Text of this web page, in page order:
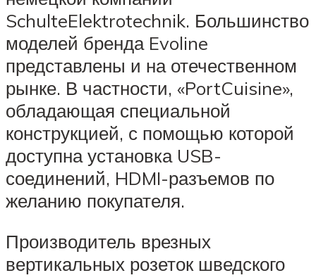
SchulteElektrotechnik. Большинство
моделей бренда Evoline
представлены и на отечественном
рынке. В частности, «PortCuisine»,
обладающая специальной
конструкцией, с помощью которой
доступна установка USB-
соединений, HDMI-разъемов по
желанию покупателя.
Производитель врезных
вертикальных розеток шведского